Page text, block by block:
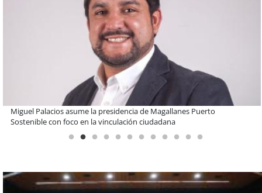
Estudiantes de la UCN desarrollan tecnología para modernizar la
operación de Ultraport Coquimbo